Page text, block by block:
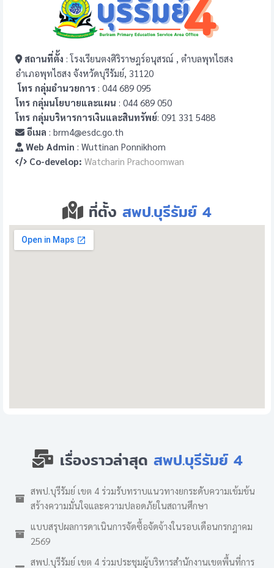
สถานที่ตั้ง : โรงเรียนตงศิริราษฎร์อนุสรณ์ , ตำบลพุทไธสง
อำเภอพุทไธสง จังหวัดบุรีรัมย์, 31120
โทร กลุ่มอำนวยการ : 044 689 095
โทร กลุ่มนโยบายและแผน : 044 689 050
โทร กลุ่มบริหารการเงินและสินทรัพย์: 091 331 5488
อีเมล : brm4@esdc.go.th
Web Admin : Wuttinan Ponnikhom
Co-develop: Watcharin Prachoomwan
ที่ตั้ง สพป.บุรีรัมย์ 4
เรื่องราวล่าสุด สพป.บุรีรัมย์ 4
สพป.บุรีรัมย์ เขต 4 ร่วมรับทราบแนวทางยกระดับความเข้มข้น
สร้างความมั่นใจและความปลอดภัยในสถานศึกษา
แบบสรุปผลการดาเนินการจัดซื้อจัดจ้างในรอบเดือนกรกฎาคม
2569
สพป.บุรีรัมย์ เขต 4 ร่วมประชุมผู้บริหารสำนักงานเขตพื้นที่การ